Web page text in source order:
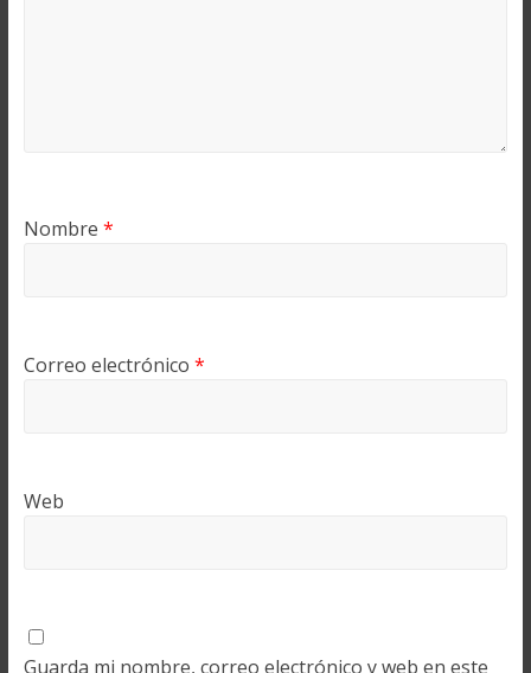
Nombre *
Correo electrónico *
Web
Guarda mi nombre, correo electrónico y web en este